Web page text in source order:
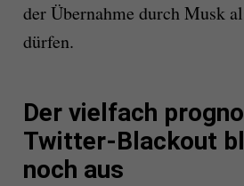
der Übernahme durch Musk
dürfen.
Der vielfach
Twitter-Blackout
noch aus